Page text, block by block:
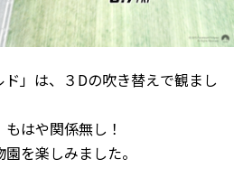
ド」は、３Dの吹き替えで観まし
はや関係無し！
を楽しみました。